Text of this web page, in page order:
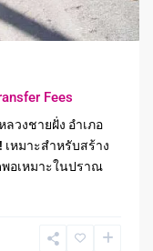
Fees
วงชายฝั่ง อำเภอ
หมาะสำหรับสร้าง
อเหมาะในปราณ